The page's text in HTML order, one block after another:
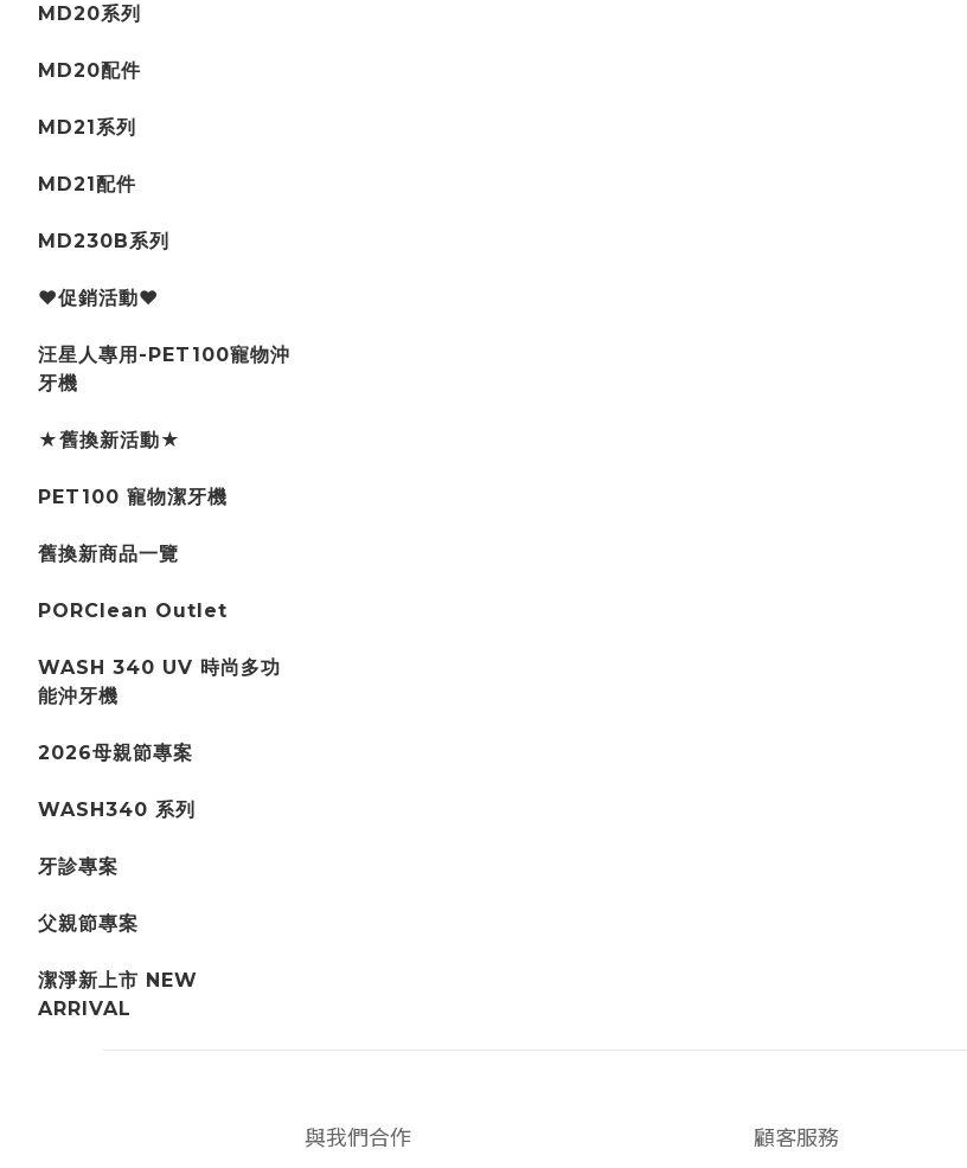
MD20系列
MD20配件
MD21系列
MD21配件
MD230B系列
♥促銷活動♥
汪星人專用-PET100寵物沖
牙機
★舊換新活動★
PET100 寵物潔牙機
舊換新商品一覽
PORClean Outlet
WASH 340 UV 時尚多功
能沖牙機
2026母親節專案
WASH340 系列
牙診專案
父親節專案
潔淨新上市 NEW
ARRIVAL
與我們合作 顧客服務